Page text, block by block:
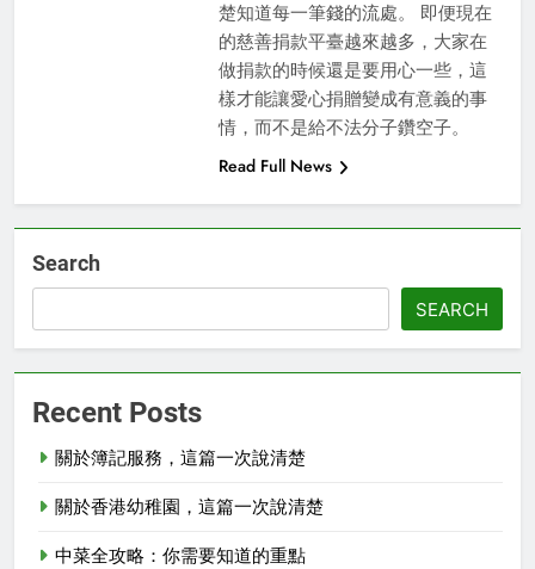
楚知道每一筆錢的流處。 即便現在
的慈善捐款平臺越來越多，大家在
做捐款的時候還是要用心一些，這
樣才能讓愛心捐贈變成有意義的事
情，而不是給不法分子鑽空子。
Read Full News
Search
SEARCH
Recent Posts
關於簿記服務，這篇一次說清楚
關於香港幼稚園，這篇一次說清楚
中菜全攻略：你需要知道的重點